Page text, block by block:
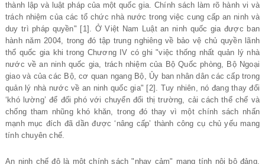
thành lập và luật pháp của một quốc gia. Chính sách làm rõ hành vi và
trách nhiệm của các tổ chức nhà nước trong việc cung cấp an ninh và
duy trì pháp quyền" [1]. Ở Việt Nam Luật an ninh quốc gia được ban
hành năm 2004, trong đó tập trung nghiêng về bảo vệ chủ quyền lãnh
thổ quốc gia khi trong Chương IV có ghi "việc thống nhất quản lý nhà
nước về an ninh quốc gia, trách nhiệm của Bộ Quốc phòng, Bộ Ngoại
giao và của các Bộ, cơ quan ngang Bộ, Ủy ban nhân dân các cấp trong
quản lý nhà nước về an ninh quốc gia" [2]. Tuy nhiên, nó đang thay đổi
‘khó lường’ để đối phó với chuyển đổi thị trường, cải cách thể chế và
chống tham nhũng khó khăn, trong đó thay vì một chính sách nhấn
mạnh mục đích đã dần được ‘nâng cấp’ thành công cụ chủ yếu mang
tính chuyên chế.
An ninh chế độ là một chính sách "nhạy cảm" mang tính nội bộ đảng,